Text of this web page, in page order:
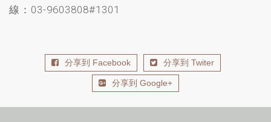
線：03-9603808#1301
分享到 Facebook 分享到 Twiter
分享到 Google+